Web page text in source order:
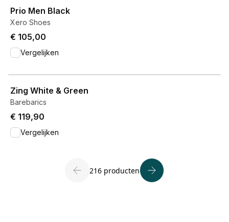
Prio Men Black
Xero Shoes
€ 105,00
Vergelijken
Zing White & Green
Barebarics
€ 119,90
Vergelijken
216 producten